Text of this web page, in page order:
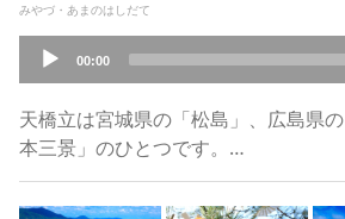
みやづ・あまのはしだて
Audio
Player
00:00
天橋立は宮城県の「松島」、広島県
本三景」のひとつです。
江戸時代初期から風光明媚な場所と
した。天橋立の正体は何かというと